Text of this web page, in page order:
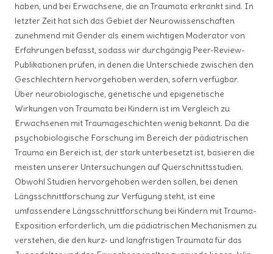
haben, und bei Erwachsene, die an Traumata erkrankt sind. In
letzter Zeit hat sich das Gebiet der Neurowissenschaften
zunehmend mit Gender als einem wichtigen Moderator von
Erfahrungen befasst, sodass wir durchgängig Peer-Review-
Publikationen prüfen, in denen die Unterschiede zwischen den
Geschlechtern hervorgehoben werden, sofern verfügbar.
Über neurobiologische, genetische und epigenetische
Wirkungen von Traumata bei Kindern ist im Vergleich zu
Erwachsenen mit Traumageschichten wenig bekannt. Da die
psychobiologische Forschung im Bereich der pädiatrischen
Trauma ein Bereich ist, der stark unterbesetzt ist, basieren die
meisten unserer Untersuchungen auf Querschnittsstudien.
Obwohl Studien hervorgehoben werden sollen, bei denen
Längsschnittforschung zur Verfügung steht, ist eine
umfassendere Längsschnittforschung bei Kindern mit Trauma-
Exposition erforderlich, um die pädiatrischen Mechanismen zu
verstehen, die den kurz- und langfristigen Traumata für das